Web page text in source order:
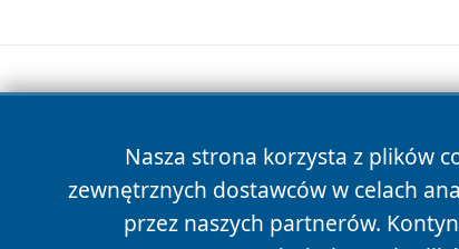
Nasza strona korzysta z plików
zewnętrznych dostawców w celach
przez naszych partnerów.